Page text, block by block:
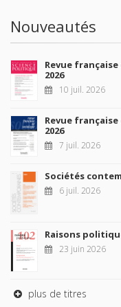
Nouveautés
Revue
2026
10 juil. 2026
Revue
2026
7 juil. 2026
Sociétés
6 juil. 2026
Raisons
23 juin 2026
plus de titres